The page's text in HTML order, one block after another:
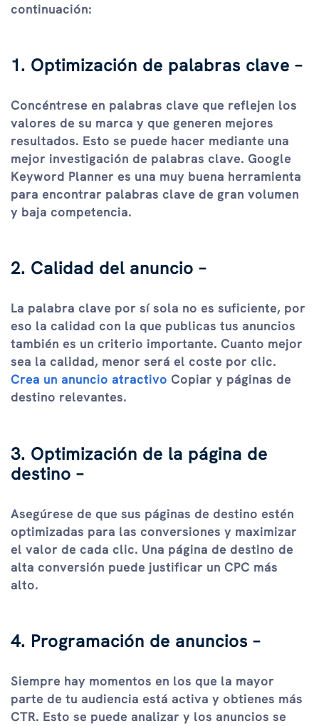
continuación:
1. Optimización de palabras clave –
Concéntrese en palabras clave que reflejen los
valores de su marca y que generen mejores
resultados. Esto se puede hacer mediante una
mejor investigación de palabras clave. Google
Keyword Planner es una muy buena herramienta
para encontrar palabras clave de gran volumen
y baja competencia.
2. Calidad del anuncio –
La palabra clave por sí sola no es suficiente, por
eso la calidad con la que publicas tus anuncios
también es un criterio importante. Cuanto mejor
sea la calidad, menor será el coste por clic.
Crea un anuncio atractivo Copiar y páginas de
destino relevantes.
3. Optimización de la página de
destino –
Asegúrese de que sus páginas de destino estén
optimizadas para las conversiones y maximizar
el valor de cada clic. Una página de destino de
alta conversión puede justificar un CPC más
alto.
4. Programación de anuncios –
Siempre hay momentos en los que la mayor
parte de tu audiencia está activa y obtienes más
CTR. Esto se puede analizar y los anuncios se